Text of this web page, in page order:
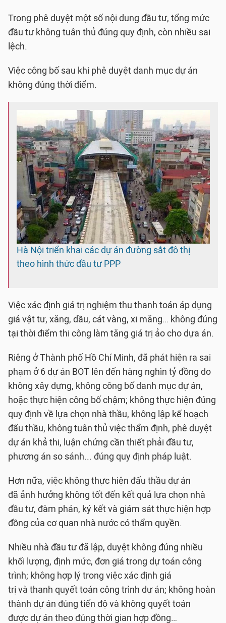
Trong phê duyệt một số nội dung đầu tư, tổng mức
đầu tư không tuân thủ đúng quy định, còn nhiều sai
lệch.
Việc công bố sau khi phê duyệt danh mục dự án
không đúng thời điểm.
Hà Nội triển khai các dự án đường sắt đô thị
theo hình thức đầu tư PPP
Việc xác định giá trị nghiệm thu thanh toán áp dụng
giá vật tư, xăng, dầu, cát vàng, xi măng… không đúng
tại thời điểm thi công làm tăng giá trị ảo cho dựa án.
Riêng ở Thành phố Hồ Chí Minh, đã phát hiện ra sai
phạm ở 6 dự án BOT lên đến hàng nghìn tỷ đồng do
không xây dựng, không công bố danh mục dự án,
hoặc thực hiện công bố chậm; không thực hiện đúng
quy định về lựa chọn nhà thầu, không lập kế hoạch
đấu thầu, không tuân thủ việc thẩm định, phê duyệt
dự án khả thi, luận chứng cần thiết phải đầu tư,
phương án so sánh... đúng quy định pháp luật.
Hơn nữa, việc không thực hiện đấu thầu dự án
đã ảnh hưởng không tốt đến kết quả lựa chọn nhà
đầu tư, đàm phán, ký kết và giám sát thực hiện hợp
đồng của cơ quan nhà nước có thẩm quyền.
Nhiều nhà đầu tư đã lập, duyệt không đúng nhiều
khối lượng, định mức, đơn giá trong dự toán công
trình; không hợp lý trong việc xác định giá
trị và thanh quyết toán công trình dự án; không hoàn
thành dự án đúng tiến độ và không quyết toán
được dự án theo đúng thời gian hợp đồng…